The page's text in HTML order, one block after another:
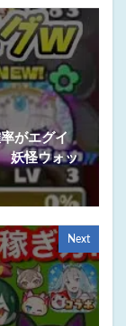
がエグイ
妖怪ウォッ
Next